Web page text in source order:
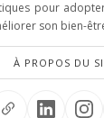
pour
son bien-
À PROPOS DU